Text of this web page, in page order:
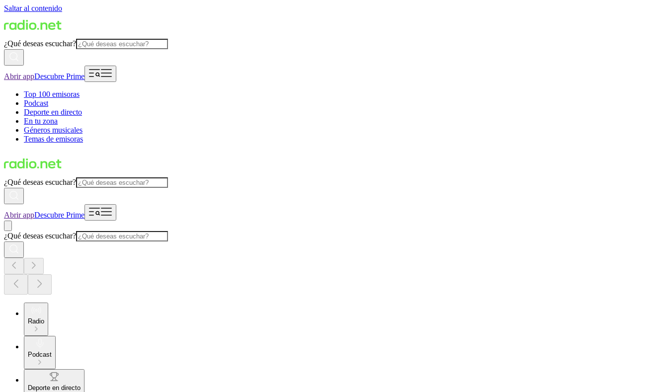
Saltar al contenido
¿Qué deseas escuchar?
Abrir appDescubre Prime
Top 100 emisoras
Podcast
Deporte en directo
En tu zona
Géneros musicales
Temas de emisoras
¿Qué deseas escuchar?
Abrir appDescubre Prime
¿Qué deseas escuchar?
Radio
Podcast
Deporte en directo